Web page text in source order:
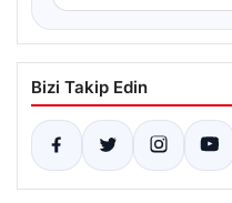
Bizi Takip Edin